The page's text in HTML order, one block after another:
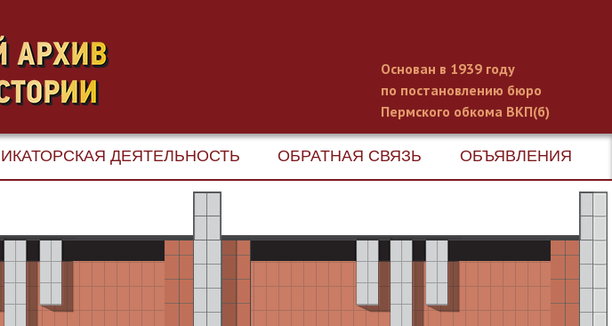
Основан в 1939 году
по постановлению бюро
Пермского обкома ВКП(б)
ДЕЯТЕЛЬНОСТЬ ОБРАТНАЯ СВЯЗЬ ОБЪЯВЛЕНИЯ